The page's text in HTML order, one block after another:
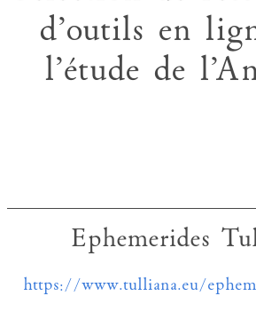
d’outils en
l’étude de
Ephemerides
https://www.tulliana.eu/